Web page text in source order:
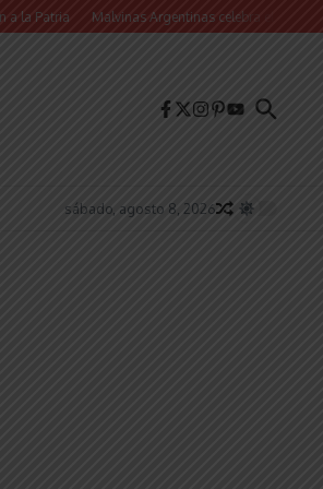
Malvinas Argentinas celebra el Día de la Niñez
sábado, agosto 8, 2026